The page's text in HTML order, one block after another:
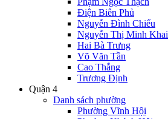
Điện Biên Phủ
Nguyễn Đình Chiểu
Nguyễn Thị Minh Khai
Hai Bà Trưng
Võ Văn Tần
Cao Thắng
Trương Định
Quận 4
Danh sách phường
Phường Vĩnh Hội